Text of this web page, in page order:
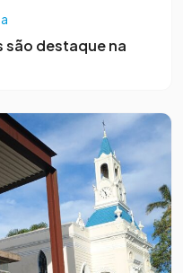
são destaque na